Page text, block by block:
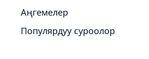
Аңгемелер
Популярдуу суроолор